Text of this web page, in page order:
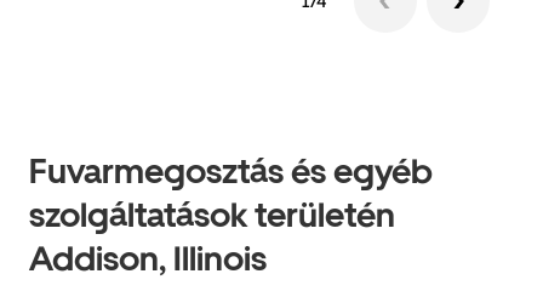
Fuvarmegosztás és egyéb
szolgáltatások területén
Addison, Illinois